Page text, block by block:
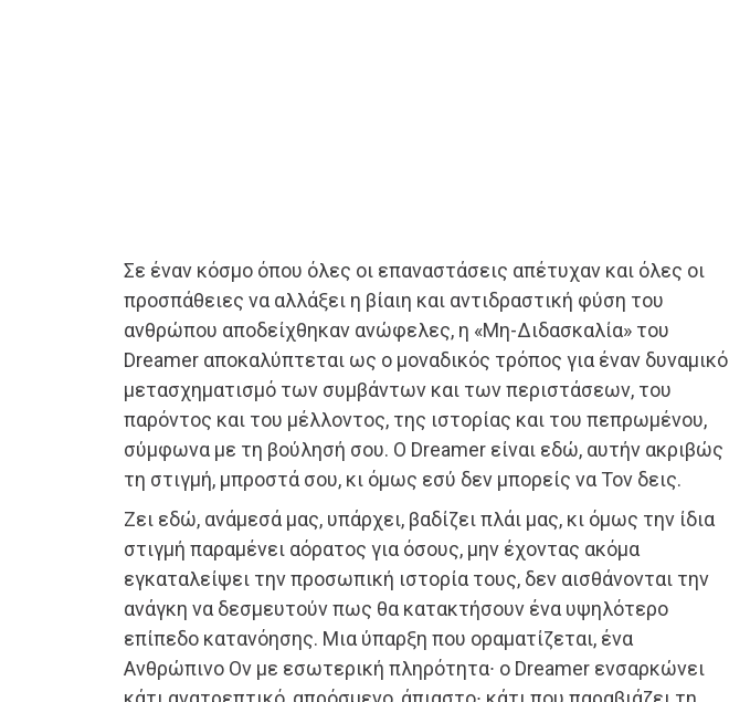
Σε έναν κόσμο όπου όλες οι επαναστάσεις απέτυχαν και όλες οι
προσπάθειες να αλλάξει η βίαιη και αντιδραστική φύση του
ανθρώπου αποδείχθηκαν ανώφελες, η «Μη-Διδασκαλία» του
Dreamer αποκαλύπτεται ως ο μοναδικός τρόπος για έναν δυναμικό
μετασχηματισμό των συμβάντων και των περιστάσεων, του
παρόντος και του μέλλοντος, της ιστορίας και του πεπρωμένου,
σύμφωνα με τη βούλησή σου. Ο Dreamer είναι εδώ, αυτήν ακριβώς
τη στιγμή, μπροστά σου, κι όμως εσύ δεν μπορείς να Τον δεις.
Ζει εδώ, ανάμεσά μας, υπάρχει, βαδίζει πλάι μας, κι όμως την ίδια
στιγμή παραμένει αόρατος για όσους, μην έχοντας ακόμα
εγκαταλείψει την προσωπική ιστορία τους, δεν αισθάνονται την
ανάγκη να δεσμευτούν πως θα κατακτήσουν ένα υψηλότερο
επίπεδο κατανόησης. Μια ύπαρξη που οραματίζεται, ένα
Ανθρώπινο Ον με εσωτερική πληρότητα∙ ο Dreamer ενσαρκώνει